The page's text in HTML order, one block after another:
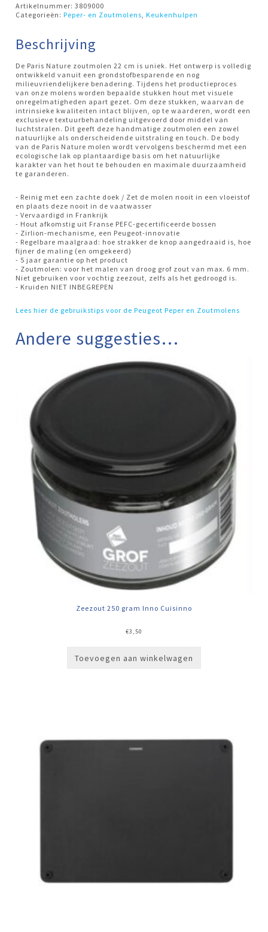
Artikelnummer:3809000
Categorieën:Peper- en Zoutmolens ,Keukenhulpen
Beschrijving
De Paris Nature zoutmolen 22 cm is uniek. Het ontwerp is volledig
ontwikkeld vanuit een grondstofbesparende en nog
milieuvriendelijkere benadering. Tijdens het productieproces
van onze molens worden bepaalde stukken hout met visuele
onregelmatigheden apart gezet. Om deze stukken, waarvan de
intrinsieke kwaliteiten intact blijven, op te waarderen, wordt een
exclusieve textuurbehandeling uitgevoerd door middel van
luchtstralen. Dit geeft deze handmatige zoutmolen een zowel
natuurlijke als onderscheidende uitstraling en touch. De body
van de Paris Nature molen wordt vervolgens beschermd met een
ecologische lak op plantaardige basis om het natuurlijke
karakter van het hout te behouden en maximale duurzaamheid
te garanderen.
- Reinig met een zachte doek / Zet de molen nooit in een vloeistof
en plaats deze nooit in de vaatwasser
- Vervaardigd in Frankrijk
- Hout afkomstig uit Franse PEFC-gecertificeerde bossen
- Zirlion-mechanisme, een Peugeot-innovatie
- Regelbare maalgraad: hoe strakker de knop aangedraaid is, hoe
fijner de maling (en omgekeerd)
- 5 jaar garantie op het product
- Zoutmolen: voor het malen van droog grof zout van max. 6 mm.
Niet gebruiken voor vochtig zeezout, zelfs als het gedroogd is.
- Kruiden NIET INBEGREPEN
Lees hier de gebruikstips voor de Peugeot Peper en Zoutmolens
Andere suggesties…
Zeezout 250 gram Inno Cuisinno
€3,50
Toevoegen aan winkelwagen